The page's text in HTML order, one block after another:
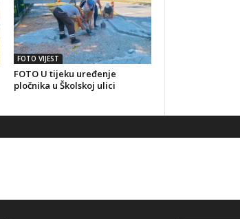
FOTO VIJEST
FOTO U tijeku uređenje
pločnika u Školskoj ulici